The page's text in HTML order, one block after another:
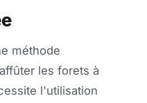
méthode
les forets à
l'utilisation